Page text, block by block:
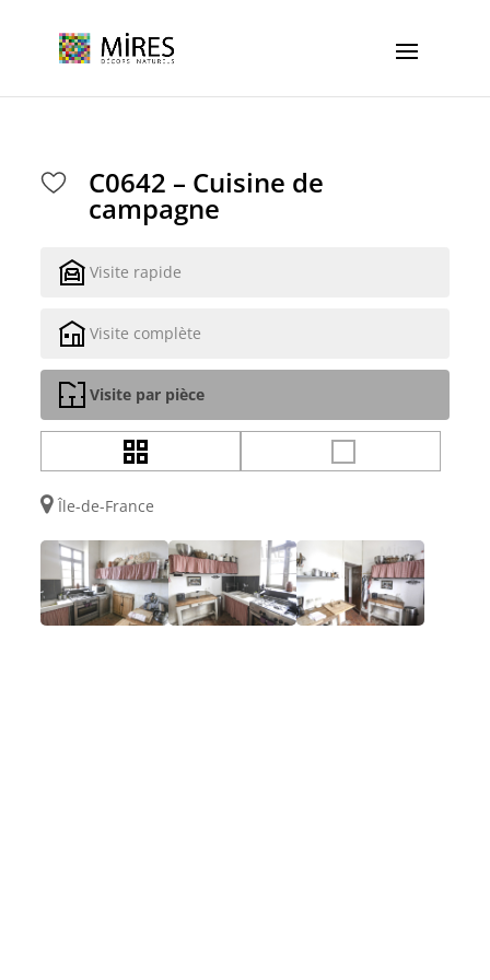
C0642 – Cuisine de
campagne
Visite rapide
Visite complète
Visite par pièce
Île-de-France